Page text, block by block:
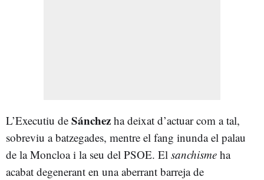
L’Executiu de Sánchez ha deixat d’actuar com a tal,
sobreviu a batzegades, mentre el fang inunda el palau
de la Moncloa i la seu del PSOE. El sanchisme ha
acabat degenerant en una aberrant barreja de